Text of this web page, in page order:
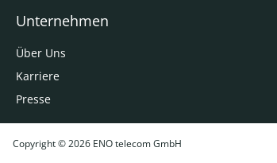
Unternehmen
Über Uns
Karriere
Presse
Copyright © 2026 ENO telecom GmbH